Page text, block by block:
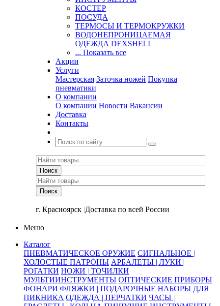
КОСТЕР
ПОСУДА
ТЕРМОСЫ И ТЕРМОКРУЖКИ
ВОДОНЕПРОНИЦАЕМАЯ
ОДЕЖДА DEXSHELL
... Показать все
Акции
Услуги
Мастерская Заточка ножей Покупка
пневматики
О компании
О компании Новости Вакансии
Доставка
Контакты
г. Красноярск |Доставка по всей России
Меню
Каталог
ПНЕВМАТИЧЕСКОЕ ОРУЖИЕ СИГНАЛЬНОЕ |
ХОЛОСТЫЕ ПАТРОНЫ АРБАЛЕТЫ | ЛУКИ |
РОГАТКИ НОЖИ | ТОЧИЛКИ
МУЛЬТИИНСТРУМЕНТЫ ОПТИЧЕСКИЕ ПРИБОРЫ
ФОНАРИ ФЛЯЖКИ | ПОДАРОЧНЫЕ НАБОРЫ ДЛЯ
ПИКНИКА ОДЕЖДА | ПЕРЧАТКИ ЧАСЫ |